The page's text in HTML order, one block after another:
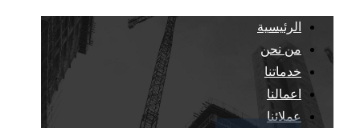
الرئيسية
من نحن
خدماتنا
اعمالنا
عملائنا